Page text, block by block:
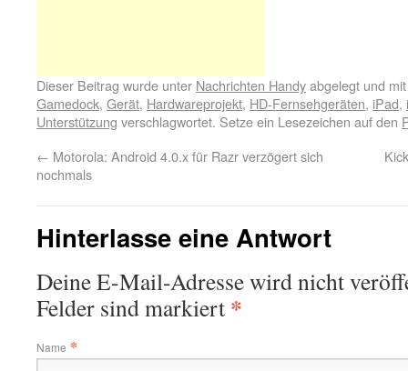
Dieser Beitrag wurde unter Nachrichten Handyabgelegt und
Gamedock, Gerät, Hardwareprojekt, HD-Fernsehgeräten, iPad,
Unterstützung verschlagwortet. Setze ein Lesezeichen auf den
← Motorola: Android 4.0.x für Razr verzögert sich
nochmals
Hinterlasse eine Antwort
Deine E-Mail-Adresse wird nicht
Felder sind markiert *
Name *